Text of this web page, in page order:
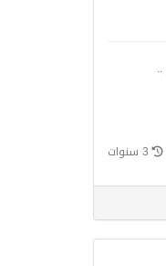
..
3 سنوات